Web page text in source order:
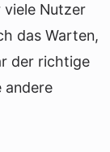
viele Nutzer
das Warten,
der richtige
andere